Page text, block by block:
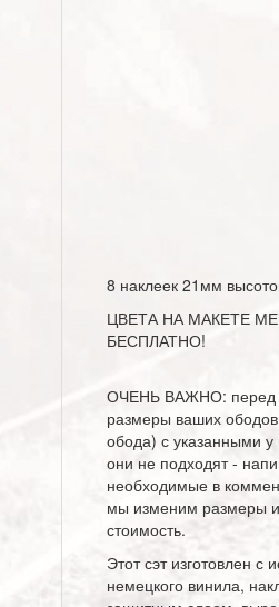
8 наклеек 21мм
ЦВЕТА НА МАКЕТЕ
БЕСПЛАТНО!
ОЧЕНЬ ВАЖНО: перед
размеры ваших
обода) с указанными
они не подходят -
необходимые в
мы изменим размеры
стоимость.
Этот сэт изготовлен с
немецкого винила,